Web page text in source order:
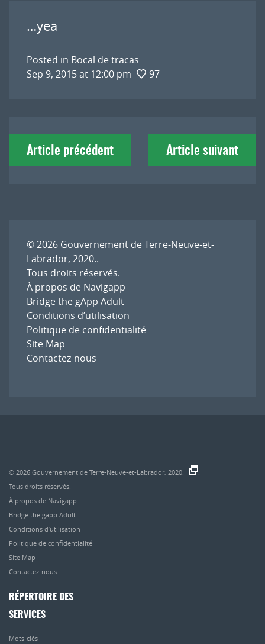
…yea
Posted in Bocal de tracas
Sep 9, 2015 at 12:00 pm
97
Navigation
deArticle précédent Article suivant
© 2026 Gouvernement de Terre-Neuve-et-
Labrador, 2020..
Tous droits réservés.
À propos de Navigapp
Bridge the gApp Adult
Conditions d’utilisation
Politique de confidentialité
Site Map
Contactez-nous
© 2026 Gouvernement de Terre-Neuve-et-Labrador, 2020.
Tous droits réservés.
À propos de Navigapp
Bridge the gapp Adult
Conditions d’utilisation
Politique de confidentialité
Site Map
Contactez-nous
RÉPERTOIRE DES
SERVICES
Mots-clés